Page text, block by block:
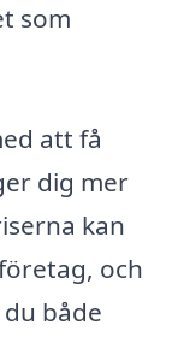
som
att få
dig mer
kan
och
både